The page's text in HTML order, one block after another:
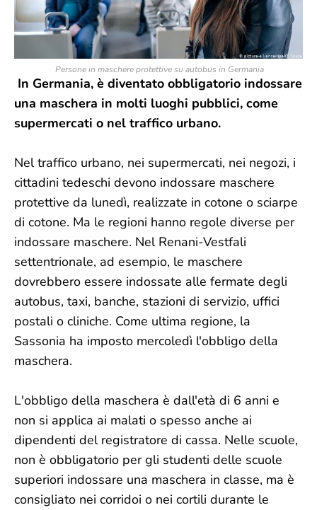
Persone in maschere protettive su autobus in Germania
In Germania, è diventato obbligatorio indossare
una maschera in molti luoghi pubblici, come
supermercati o nel traffico urbano.
Nel traffico urbano, nei supermercati, nei negozi, i
cittadini tedeschi devono indossare maschere
protettive da lunedì, realizzate in cotone o sciarpe
di cotone. Ma le regioni hanno regole diverse per
indossare maschere. Nel Renani-Vestfali
settentrionale, ad esempio, le maschere
dovrebbero essere indossate alle fermate degli
autobus, taxi, banche, stazioni di servizio, uffici
postali o cliniche. Come ultima regione, la
Sassonia ha imposto mercoledì l'obbligo della
maschera.
L'obbligo della maschera è dall'età di 6 anni e
non si applica ai malati o spesso anche ai
dipendenti del registratore di cassa. Nelle scuole,
non è obbligatorio per gli studenti delle scuole
superiori indossare una maschera in classe, ma è
consigliato nei corridoi o nei cortili durante le